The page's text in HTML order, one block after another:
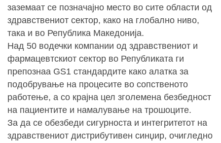
заземаат се позначајно место во сите области од
здравствениот сектор, како на глобално ниво,
така и во Република Македонија.
Над 50 водечки компании од здравствениот и
фармацевтскиот сектор во Републиката ги
препознаа GS1 стандардите како алатка за
подобрување на процесите во сопственото
работење, а со крајна цел зголемена безбедност
на пациентите и намалување на трошоците.
За да се обезбеди сигурноста и интегритетот на
здравствениот дистрибутивен синџир, очигледно